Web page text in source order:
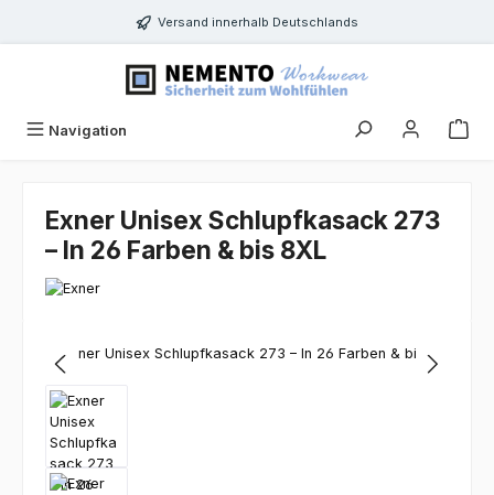
Zum Hauptinhalt springenVersand innerhalb Deutschlands
Navigation
Exner Unisex Schlupfkasack 273
– In 26 Farben & bis 8XL
Bildergalerie überspringen